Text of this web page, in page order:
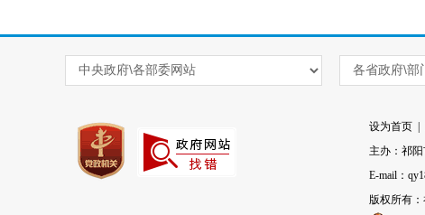
设为首页
主办：祁
E-mail：
版权所有